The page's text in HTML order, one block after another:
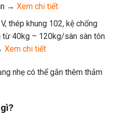
→ Xem chi tiết
thép khung 102, kệ chống
40kg – 120kg/sàn sàn tôn
Xem chi tiết
nhẹ có thể gắn thêm thảm